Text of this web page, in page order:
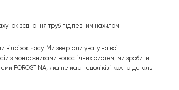
зєднання труб під певним нахилом.
часу. Ми звертали увагу на всі
з монтажниками водостічних систем, ми зробили
FOROSTINA, яка не має недоліків і кожна деталь